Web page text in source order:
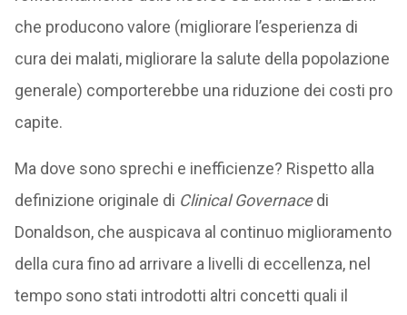
che producono valore (migliorare l’esperienza di
cura dei malati, migliorare la salute della popolazione
generale) comporterebbe una riduzione dei costi pro
capite.
Ma dove sono sprechi e inefficienze? Rispetto alla
definizione originale di Clinical Governacedi
Donaldson, che auspicava al continuo miglioramento
della cura fino ad arrivare a livelli di eccellenza, nel
tempo sono stati introdotti altri concetti quali il